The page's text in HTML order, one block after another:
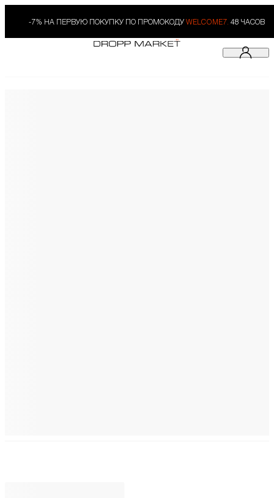
-7% НА ПЕРВУЮ ПОКУПКУ ПО ПРОМОКОДУ WELCOME7. 48 ЧАСОВ